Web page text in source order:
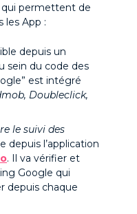
permettent de
les App :
depuis un
sein du code des
est intégré
Doubleclick,
le suivi des
depuis l’application
. Il va vérifier et
Google qui
depuis chaque